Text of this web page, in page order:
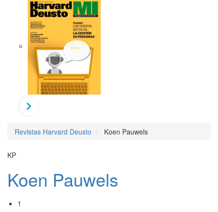
Revistas Harvard Deusto Koen Pauwels
KP
Koen Pauwels
1